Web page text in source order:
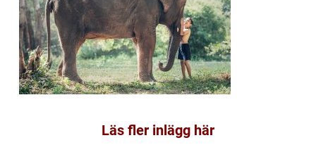
Läs fler inlägg här